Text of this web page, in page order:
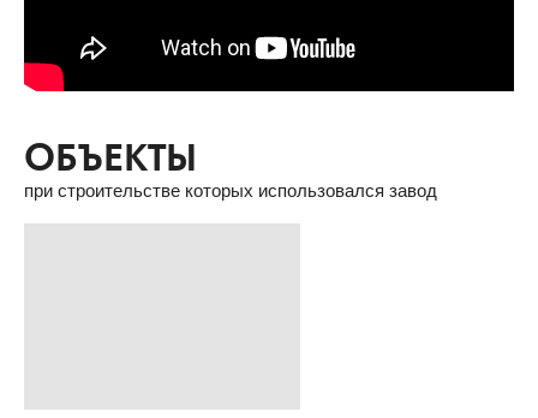
ОБЪЕКТЫ
при строительстве которых использовался завод